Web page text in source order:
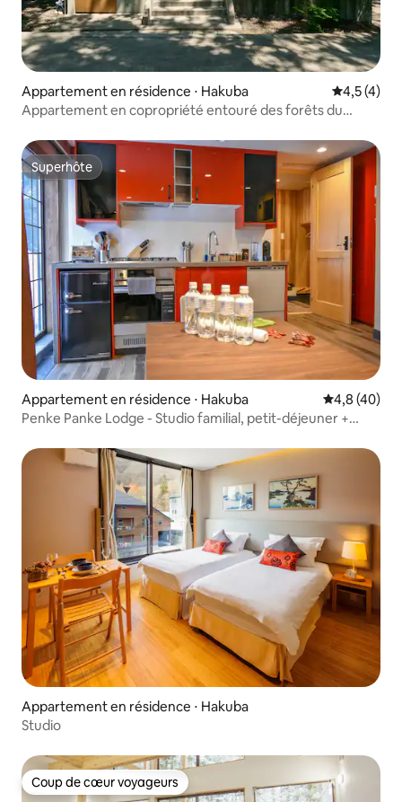
Appartement en résidence ⋅ Hakuba Évaluation
4,5 (4)
Appartement en copropriété entouré des forêts du
Superhôte
Superhôte
Appartement en résidence ⋅ Hakuba Évaluation
4,8 (40)
Penke Panke Lodge - Studio familial, petit-déjeuner +
Appartement en résidence ⋅ Hakuba
Studio
Coup de cœur voyageurs
Coup de cœur voyageurs